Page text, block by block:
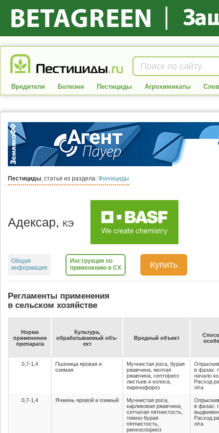
Вредители Болезни Пестициды Агрохимикаты
Пестициды, статья из раздела: Фунгициды
Адексар, КЭ
Общая
информация
Инструкция по
применению в СХ
Купить
Регламенты применения
в сельском хозяйстве
Нор­ма
при­ме­не­ния
пре­па­ра­та
Куль­ту­ра,
об­ра­ба­ты­ва­емый объ­
ект
Вред­ный объ­ект
0,7-1,4
Пшеница яровая и
озимая
Мучнистая роса, бурая
ржавчина, желтая
ржавчина, септориоз
листьев и колоса,
пиренофороз
в фазах:
начало
Расход
л/га
0,7-1,4 Ячмень яровой и озимый
Мучнистая роса,
карликовая ржавчина,
сетчатая пятнистость,
темно-бурая
пятнистость,
ринхоспориоз
в фазах:
Расход
л/га